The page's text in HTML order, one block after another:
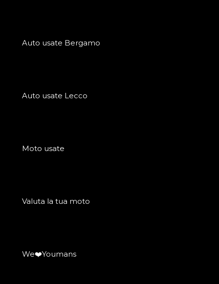
Auto usate Bergamo
Auto usate Lecco
Moto usate
Valuta la tua moto
We❤️Youmans